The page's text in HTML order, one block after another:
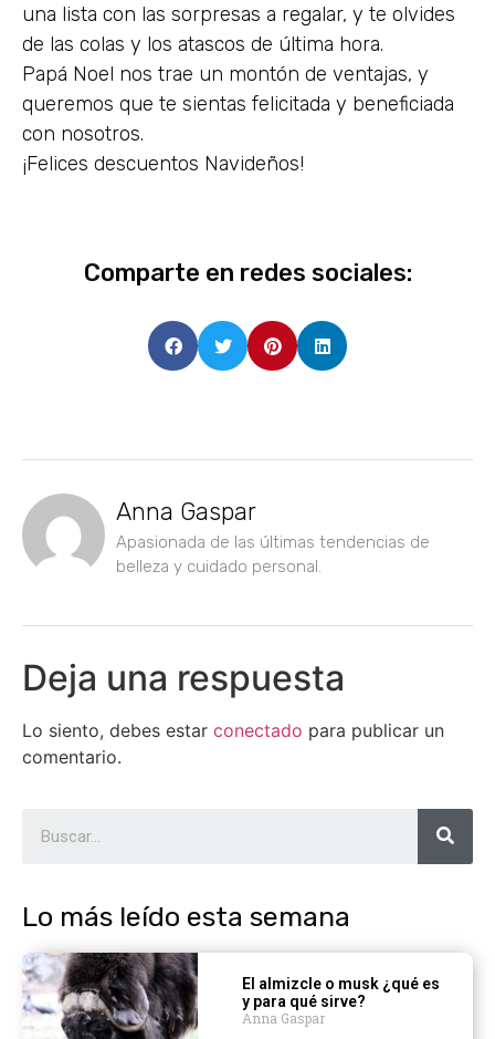
una lista con las sorpresas a regalar, y te olvides
de las colas y los atascos de última hora.
Papá Noel nos trae un montón de ventajas, y
queremos que te sientas felicitada y beneficiada
con nosotros.
¡Felices descuentos Navideños!
Comparte en redes sociales:
Anna Gaspar
Apasionada de las últimas tendencias de
belleza y cuidado personal.
Deja una respuesta
Lo siento, debes estar conectado para publicar un
comentario.
Lo más leído esta semana
El almizcle o musk ¿qué es
y para qué sirve?
Anna Gaspar